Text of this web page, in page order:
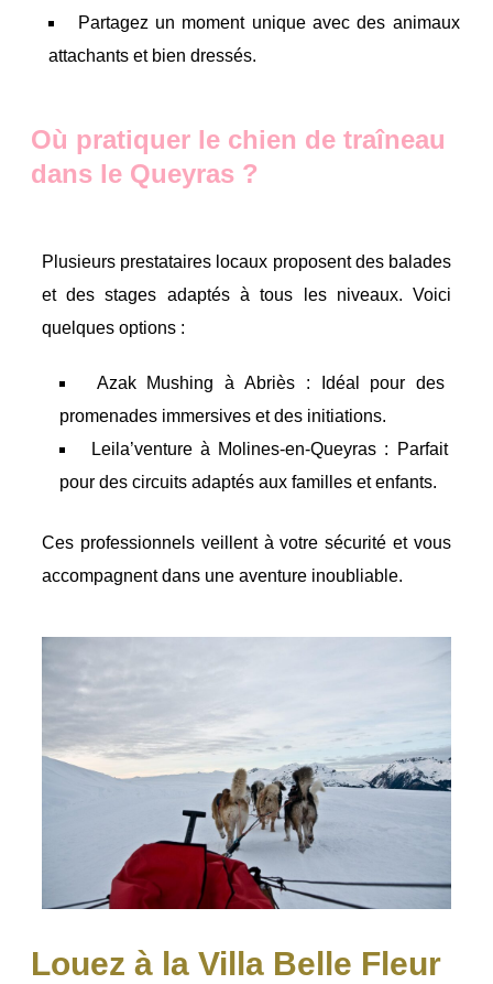
Partagez un moment unique avec des animaux
attachants et bien dressés.
Où pratiquer le chien de traîneau
dans le Queyras ?
Plusieurs prestataires locaux proposent des balades
et des stages adaptés à tous les niveaux. Voici
quelques options :
Azak Mushing à Abriès : Idéal pour des
promenades immersives et des initiations.
Leila’venture à Molines-en-Queyras : Parfait
pour des circuits adaptés aux familles et enfants.
Ces professionnels veillent à votre sécurité et vous
accompagnent dans une aventure inoubliable.
Louez à la Villa Belle Fleur